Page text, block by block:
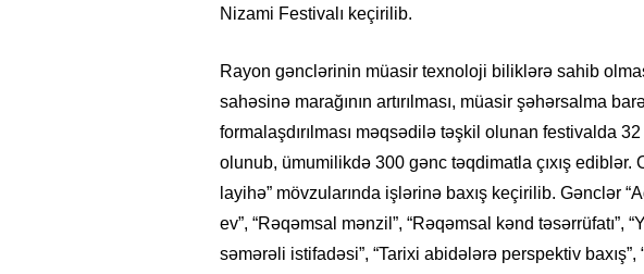
Nizami Festivalı keçirilib.
Rayon gənclərinin müasir texnoloji biliklərə sahib
sahəsinə marağının artırılması, müasir şəhərsalma
formalaşdırılması məqsədilə təşkil olunan festivalda
olunub, ümumilikdə 300 gənc təqdimatla çıxış ediblər.
layihə” mövzularında işlərinə baxış keçirilib. Gənclər
ev”, “Rəqəmsal mənzil”, “Rəqəmsal kənd təsərrüfatı”,
səmərəli istifadəsi”, “Tarixi abidələrə perspektiv